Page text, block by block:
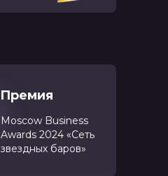
Премия
Moscow Business
Awards 2024 «Сеть
звездных баров»